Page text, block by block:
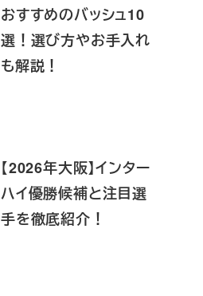
おすすめのバッシュ10
選！選び方やお手入れ
も解説！
【2026年大阪】インター
ハイ優勝候補と注目選
手を徹底紹介！